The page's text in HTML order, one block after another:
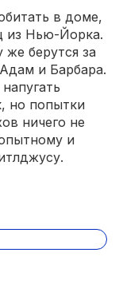
в доме,
из Нью-Йорка.
берутся за
и Барбара.
но попытки
ничего не
и